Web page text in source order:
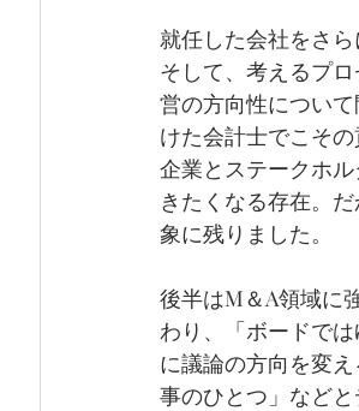
就任した会社をさ
そして、考えるプ
営の方向性につい
けた会計士でこそ
企業とステークホ
きたくなる存在。
象に残りました。
後半はM＆A領域に
わり、「ボードで
に議論の方向を変
事のひとつ」など